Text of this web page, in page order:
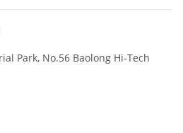
Park, No.56 Baolong Hi-Tech